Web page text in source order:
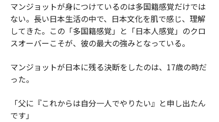
マンジョットが身につけているのは多国籍感覚だけでは
ない。長い日本生活の中で、日本文化を肌で感じ、理解
してきた。この「多国籍感覚」と「日本人感覚」のクロ
スオーバーこそが、彼の最大の強みとなっている。
マンジョットが日本に残る決断をしたのは、17歳の時だ
った。
「父に『これからは自分一人でやりたい』と申し出たん
です」